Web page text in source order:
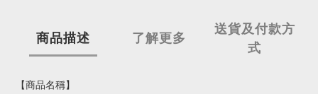
商品描述 了解更多
送貨及付款方
式
【商品名稱】